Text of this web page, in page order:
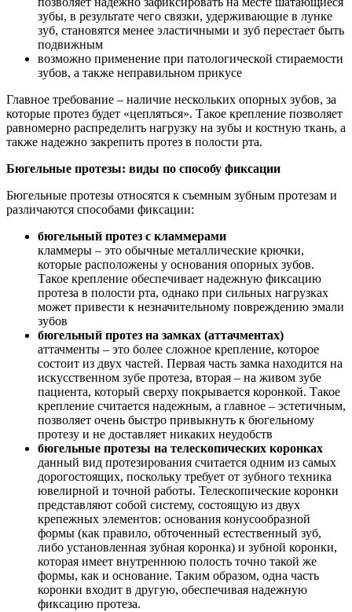
зубы, в результате чего связки, удерживающие в лунке
зуб, становятся менее эластичными и зуб перестает быть
подвижным
возможно применение при патологической стираемости
зубов, а также неправильном прикусе
Главное требование – наличие нескольких опорных зубов, за
которые протез будет «цепляться». Такое крепление позволяет
равномерно распределить нагрузку на зубы и костную ткань, а
также надежно закрепить протез в полости рта.
Бюгельные протезы: виды по способу фиксации
Бюгельные протезы относятся к съемным зубным протезам и
различаются способами фиксации:
бюгельный протез с кламмерами
кламмеры – это обычные металлические крючки,
которые расположены у основания опорных зубов.
Такое крепление обеспечивает надежную фиксацию
протеза в полости рта, однако при сильных нагрузках
может привести к незначительному повреждению эмали
зубов
бюгельный протез на замках (аттачментах)
аттачменты – это более сложное крепление, которое
состоит из двух частей. Первая часть замка находится на
искусственном зубе протеза, вторая – на живом зубе
пациента, который сверху покрывается коронкой. Такое
крепление считается надежным, а главное – эстетичным,
позволяет очень быстро привыкнуть к бюгельному
протезу и не доставляет никаких неудобств
бюгельные протезы на телескопических коронках
данный вид протезирования считается одним из самых
дорогостоящих, поскольку требует от зубного техника
ювелирной и точной работы. Телескопические коронки
представляют собой систему, состоящую из двух
крепежных элементов: основания конусообразной
формы (как правило, обточенный естественный зуб,
либо установленная зубная коронка) и зубной коронки,
которая имеет внутреннюю полость точно такой же
формы, как и основание. Таким образом, одна часть
коронки входит в другую, обеспечивая надежную
фиксацию протеза.